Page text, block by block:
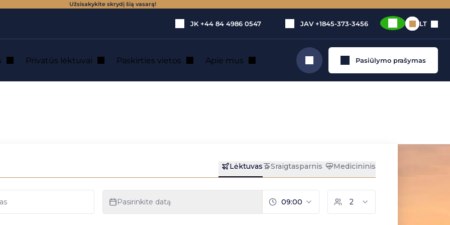
Užsisakykite skrydį šią vasarą!
JK +44 84 4986 0547 JAV +1845-373-3456 LT
Privatūs lėktuvai Paskirties vietos Apie mus Ieškoti Pasiūlymo prašymas